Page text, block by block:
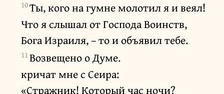
10Ты, кого на гумне молотил я и веял!
Что я слышал от Господа Воинств,
Бога Израиля, – то и объявил тебе.
11Возвещено о Думе.
кричат мне с Сеира:
«Стражник! Который час ночи?